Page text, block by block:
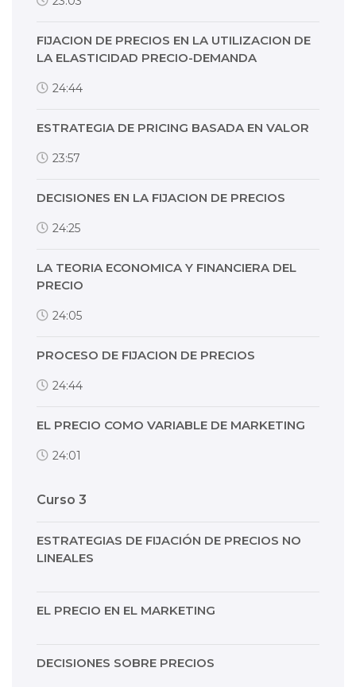
FIJACION DE PRECIOS EN LA UTILIZACION DE
LA ELASTICIDAD PRECIO-DEMANDA
24:44
ESTRATEGIA DE PRICING BASADA EN VALOR
23:57
DECISIONES EN LA FIJACION DE PRECIOS
24:25
LA TEORIA ECONOMICA Y FINANCIERA DEL
PRECIO
24:05
PROCESO DE FIJACION DE PRECIOS
24:44
EL PRECIO COMO VARIABLE DE MARKETING
24:01
Curso 3
ESTRATEGIAS DE FIJACIÓN DE PRECIOS NO
LINEALES
EL PRECIO EN EL MARKETING
DECISIONES SOBRE PRECIOS